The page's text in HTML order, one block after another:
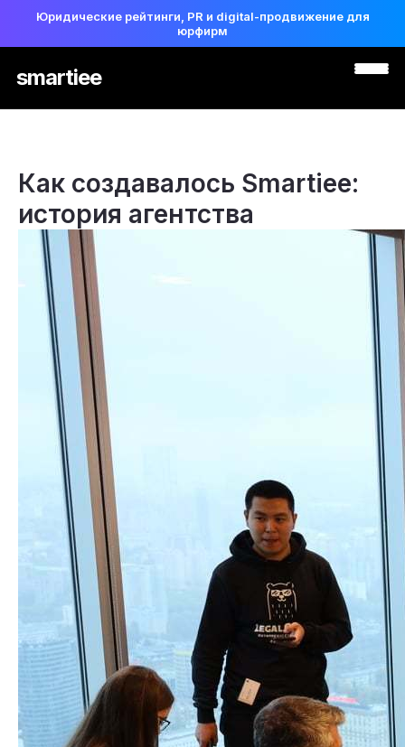
Юридические рейтинги, PR и digital-продвижение для
юрфирм
smartiee
Как создавалось Smartiee:
история агентства